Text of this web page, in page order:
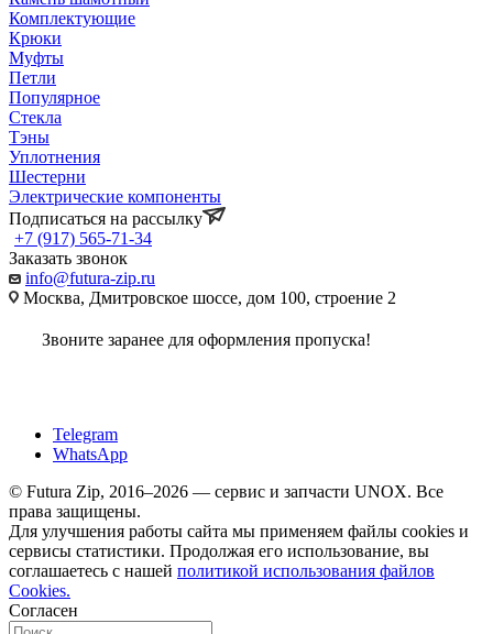
Комплектующие
Крюки
Муфты
Петли
Популярное
Стекла
Тэны
Уплотнения
Шестерни
Электрические компоненты
Подписаться на рассылку
+7 (917) 565-71-34
Заказать звонок
info@futura-zip.ru
Москва, Дмитровское шоссе, дом 100, строение 2
Звоните заранее для оформления пропуска!
Telegram
WhatsApp
© Futura Zip, 2016–2026 — сервис и запчасти UNOX. Все
права защищены.
Для улучшения работы сайта мы применяем файлы cookies и
сервисы статистики. Продолжая его использование, вы
соглашаетесь с нашей политикой использования файлов
Cookies.
Согласен